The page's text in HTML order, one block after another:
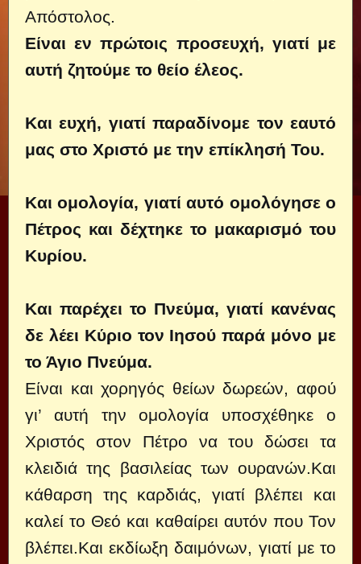
Απόστολος.
Είναι εν πρώτοις προσευχή, γιατί με
αυτή ζητούμε το θείο έλεος.
Και ευχή, γιατί παραδίνομε τον εαυτό
μας στο Χριστό με την επίκλησή Του.
Και ομολογία, γιατί αυτό ομολόγησε ο
Πέτρος και δέχτηκε το μακαρισμό του
Κυρίου.
Και παρέχει το Πνεύμα, γιατί κανένας
δε λέει Κύριο τον Ιησού παρά μόνο με
το Άγιο Πνεύμα.
Είναι και χορηγός θείων δωρεών, αφού
γι’ αυτή την ομολογία υποσχέθηκε ο
Χριστός στον Πέτρο να του δώσει τα
κλειδιά της βασιλείας των ουρανών.Και
κάθαρση της καρδιάς, γιατί βλέπει και
καλεί το Θεό και καθαίρει αυτόν που Τον
βλέπει.Και εκδίωξη δαιμόνων, γιατί με το